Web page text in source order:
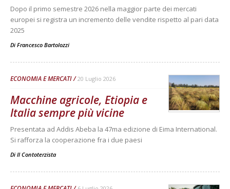
Dopo il primo semestre 2026 nella maggior parte dei mercati
europei si registra un incremento delle vendite rispetto al pari data
2025
Di Francesco Bartolozzi
ECONOMIA E MERCATI 20 Luglio 2026
Macchine agricole, Etiopia e
Italia sempre più vicine
Presentata ad Addis Abeba la 47ma edizione di Eima International.
Si rafforza la cooperazione fra i due paesi
Di Il Contoterzista